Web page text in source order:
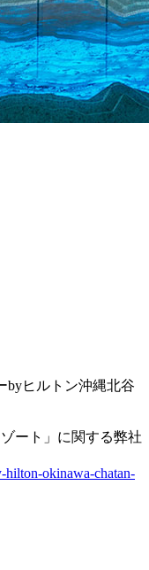
byヒルトン沖縄北谷
ート」に関する弊社
hilton-okinawa-chatan-